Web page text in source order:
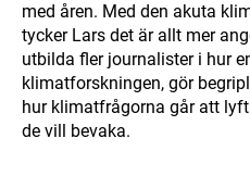
med åren. Med den akuta
tycker Lars det är allt mer
utbilda fler journalister i hur
klimatforskningen, gör
hur klimatfrågorna går att
de vill bevaka.